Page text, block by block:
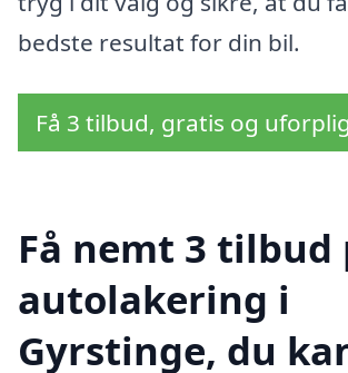
bedste resultat for din bil.
Få 3 tilbud, gratis og
Få nemt 3 tilbud
autolakering i
Gyrstinge, du